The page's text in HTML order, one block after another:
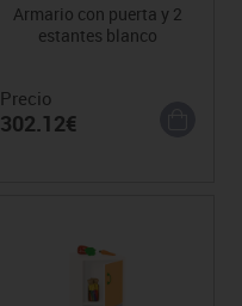
Armario con puerta y 2
estantes blanco
Precio
302.12€